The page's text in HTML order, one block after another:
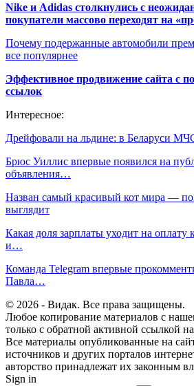
Nike и Adidas столкнулись с
покупатели массово переходят на
Почему подержанные автомобили
все популярнее
Эффективное продвижение сайта с
ссылок
Интересное:
Дрейфовали на льдине: в Беларуси
Брюс Уиллис впервые появился на
объявления…
Назван самый красивый кот мира —
выглядит
Какая доля зарплаты уходит на оплату
и…
Команда Telegram впервые
Павла…
© 2026 - Видак. Все права защищены.
Любое копирование материалов с
только с обратной активной ссылкой
Все материалы опубликованные на
источников и других порталов
авторство принадлежат их законным
Sign in